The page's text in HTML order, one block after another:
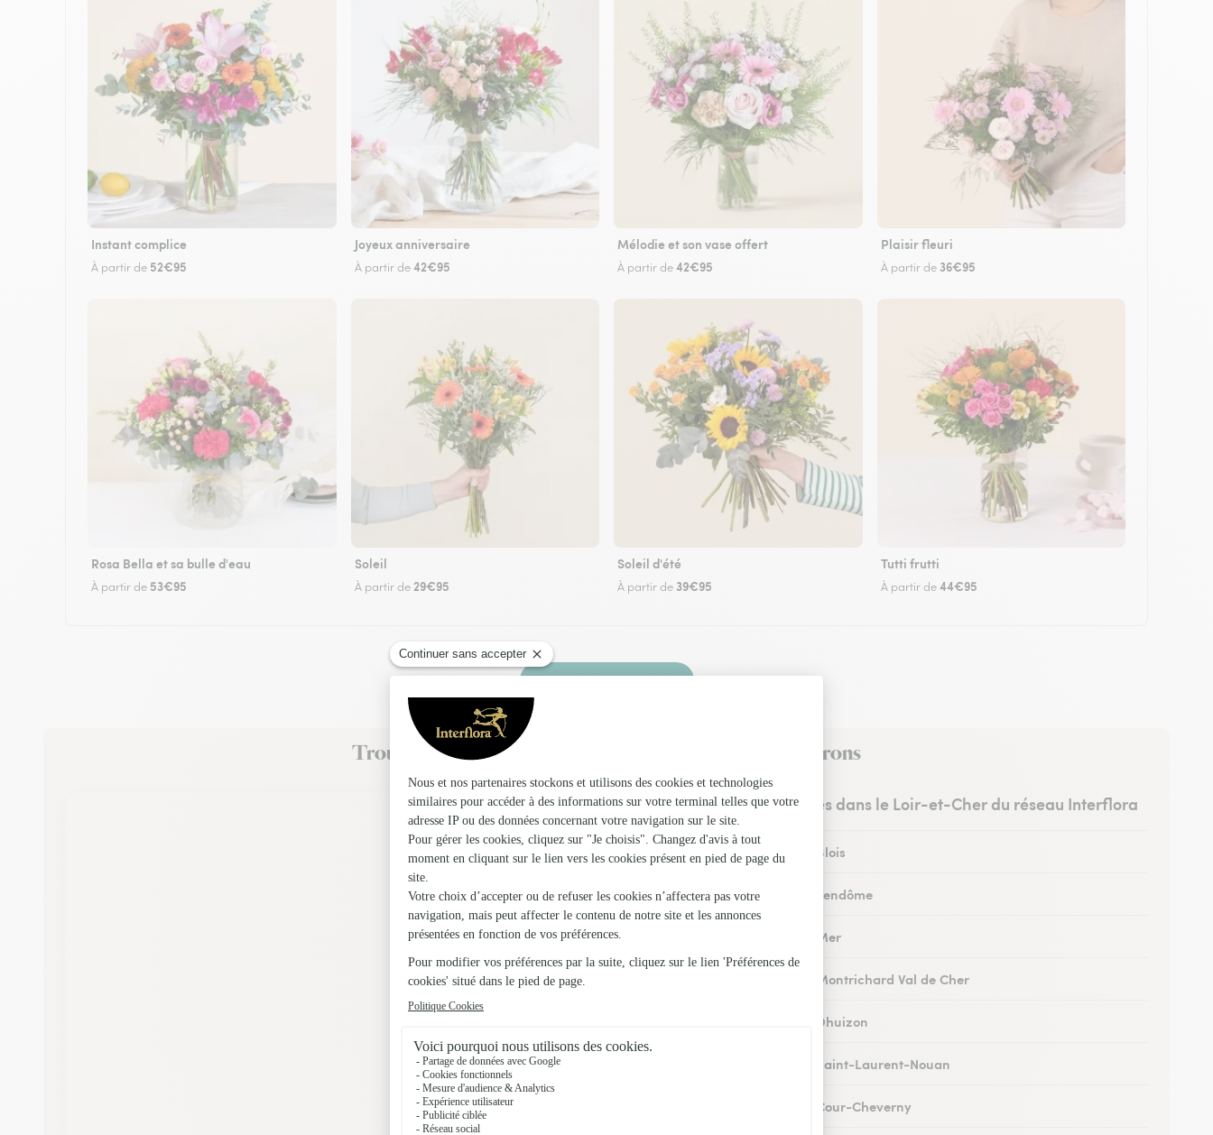
Instant complice
À partir de 52€95
Joyeux anniversaire
À partir de42€95
Mélodie et son vase offert
À partir de42€95
Plaisir fleuri
À partir de 36€95
Rosa Bella et sa bulle d'eau
À partir de 53€95
Soleil
À partir de 29€95
Soleil d'été
À partir de 39€95
Tutti frutti
À partir de44€95
Faire livrer des fleurs
Trouvez un fleuriste Interflora à Maves et dans ses environs
Les fleuristes dans le Loir-et-Cher du réseau Interflora
Fleuristes à Blois
Fleuristes à Vendôme
Fleuristes à Mer
Fleuristes à Montrichard Val de Cher
Fleuristes à Dhuizon
Fleuristes à Saint-Laurent-Nouan
Fleuristes à Cour-Cheverny